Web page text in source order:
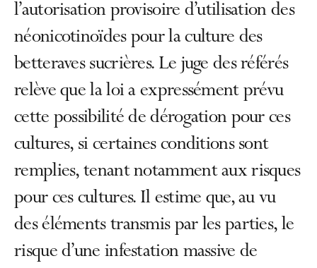
l’autorisation provisoire d’utilisation des
néonicotinoïdes pour la culture des
betteraves sucrières. Le juge des référés
relève que la loi a expressément prévu
cette possibilité de dérogation pour ces
cultures, si certaines conditions sont
remplies, tenant notamment aux risques
pour ces cultures. Il estime que, au vu
des éléments transmis par les parties, le
risque d’une infestation massive de